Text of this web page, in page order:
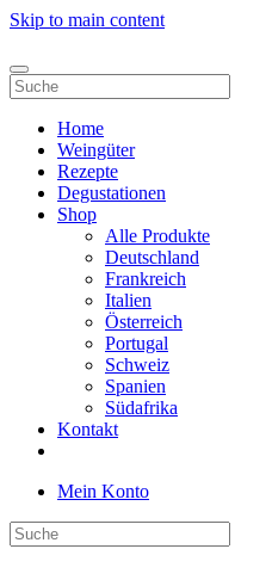
Skip to main content
Home
Weingüter
Rezepte
Degustationen
Shop
Alle Produkte
Deutschland
Frankreich
Italien
Österreich
Portugal
Schweiz
Spanien
Südafrika
Kontakt
Mein Konto